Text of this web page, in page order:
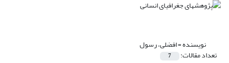
نویسنده =افضلی، رسول
تعداد مقالات: 7